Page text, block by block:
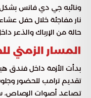
ونائبه جي دي فانس بشكل
نار مفاجئة خلال حفل
حالة من الإرباك والذعر
المسار الزمني
تقديم ترامب للحضور
تصاعد أصوات الرصاص،